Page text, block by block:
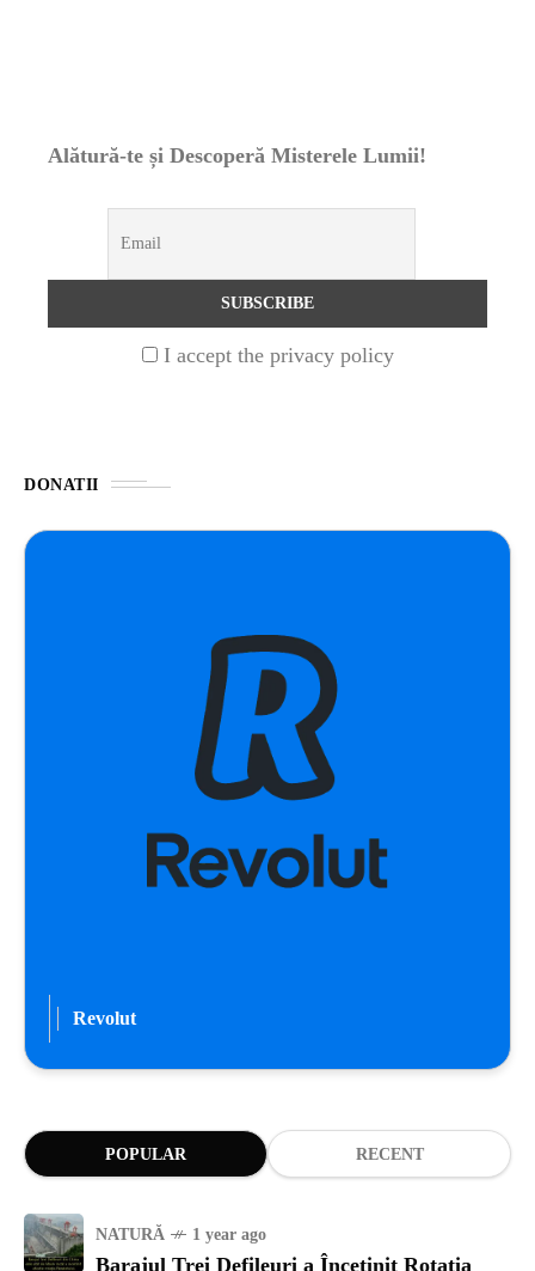
Alătură-te și Descoperă Misterele Lumii!
I accept the privacy policy
DONATII
Revolut
POPULAR RECENT
NATURĂ 1 year ago
Barajul Trei Defileuri a Încetinit Rotația
APLICATIA
UNCATEGORIZED 1 year ago
Espressor paduri Senseo blocat?Afla cum îl
1 year ago
Ai simțit vreodată deja-vu? Află de ce se